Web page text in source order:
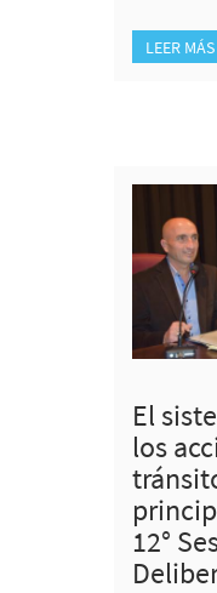
LEER MÁS
El
los
12°